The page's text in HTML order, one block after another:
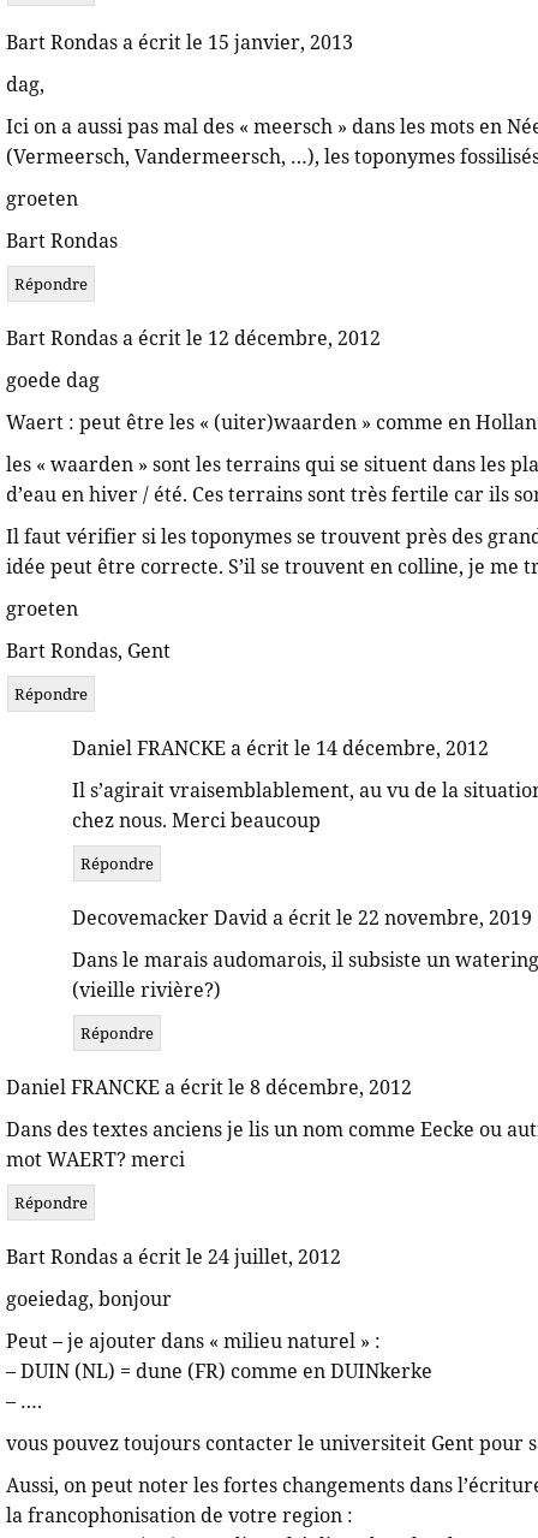
Bart Rondas a écrit le 15 janvier, 2013
dag,
Ici on a aussi pas mal des « meersch » dans les mots en
(Vermeersch, Vandermeersch, …), les toponymes
groeten
Bart Rondas
Répondre
Bart Rondas a écrit le 12 décembre, 2012
goede dag
Waert : peut être les « (uiter)waarden » comme en
les « waarden » sont les terrains qui se situent dans les
d’eau en hiver / été. Ces terrains sont très fertile car ils
Il faut vérifier si les toponymes se trouvent près des
idée peut être correcte. S’il se trouvent en colline, je me
groeten
Bart Rondas, Gent
Répondre
Daniel FRANCKE a écrit le 14 décembre, 2012
Il s’agirait vraisemblablement, au vu de la
chez nous. Merci beaucoup
Répondre
Decovemacker David a écrit le 22 novembre, 2019
Dans le marais audomarois, il subsiste un
(vieille rivière?)
Répondre
Daniel FRANCKE a écrit le 8 décembre, 2012
Dans des textes anciens je lis un nom comme Eecke ou
mot WAERT? merci
Répondre
Bart Rondas a écrit le 24 juillet, 2012
goeiedag, bonjour
Peut – je ajouter dans « milieu naturel » :
– DUIN (NL) = dune (FR) comme en DUINkerke
– ….
vous pouvez toujours contacter le universiteit Gent pour
Aussi, on peut noter les fortes changements dans
la francophonisation de votre region :